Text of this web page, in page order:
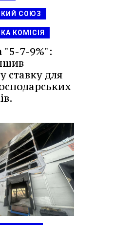
СОЮЗ
КОМІСІЯ
"5-7-9%":
ставку для